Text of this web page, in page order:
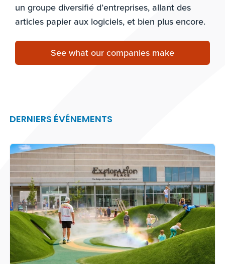
un groupe diversifié d’entreprises, allant des
articles papier aux logiciels, et bien plus encore.
See what our companies make
DERNIERS ÉVÉNEMENTS